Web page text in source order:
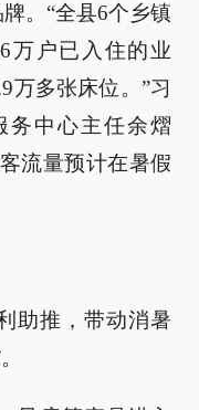
。“全县6个乡镇
万户已入住的业
万多张床位。”习
务中心主任余熠
流量预计在暑假
助推，带动消暑